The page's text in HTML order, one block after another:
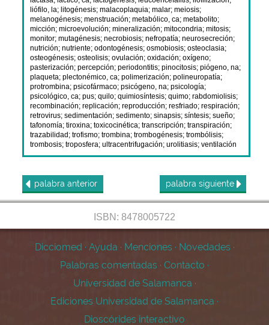
liófilo, la; litogénesis;malacoplaquia;malar;meiosis;
melanogénesis;menstruación;metabólico, ca;metabolito;
micción;microevolución;mineralización;mitocondria;mitosis;
monitor;mutagénesis;necrobiosis;nefropatía;neurosecreción;
nutrición;nutriente;odontogénesis;osmobiosis;osteoclasia;
osteogénesis;osteolisis;ovulación;oxidación;oxígeno;
pasterización;percepción;periodontitis;pinocitosis;piógeno, na;
plaqueta;plectonémico, ca;polimerización;polineuropatía;
protrombina;psicofármaco;psicógeno, na;psicología;
psicológico, ca;pus;quilo;quimiosíntesis;quimo;rabdomiolisis;
recombinación;replicación;reproducción;resfriado;respiración;
retrovirus;sedimentación;sedimento;sinapsis;síntesis;sueño;
tafonomía;tiroxina;toxicocinética;transcripción;transpiración;
trazabilidad ;trofismo;trombina;trombogénesis;trombólisis;
trombosis;troposfera;ultracentrifugación;urolitiasis;ventilación
palabra anterior palabra siguiente
ISBN: 8478005722
Dicciomed · Ayuda · Menciones · Novedades ·
Palabras comentadas · Contacto ·
Universidad de Salamanca ·
Ediciones Universidad de Salamanca ·
Dioscórides interactivo